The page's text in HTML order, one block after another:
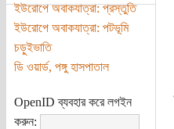
ইউরোপে অবাকযাত্রা: প্রস্তুতি
ইউরোপে অবাকযাত্রা: পটভূমি
চড়ুইভাতি
ডি ওয়ার্ড, পঙ্গু হাসপাতাল
OpenID ব্যবহার করে লগইন
করুন: